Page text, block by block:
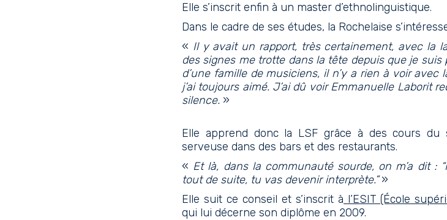
Elle s’inscrit enfin à un master d’ethnolinguistique.
Dans le cadre de ses études, la Rochelaise
« Il y avait un rapport, très certainement, avec la
des signes me trotte dans la tête depuis que je
d’une famille de musiciens, il n’y a rien à voir
j’ai toujours aimé. J’ai dû voir Emmanuelle Laborit
silence. »
Elle apprend donc la LSF grâce à des cours du
serveuse dans des bars et des restaurants.
« Et là, dans la communauté sourde, on m’a dit :
tout de suite, tu vas devenir interprète.”»
Elle suit ce conseil et s’inscrit à l’ESIT (École
qui lui décerne son diplôme en 2009.